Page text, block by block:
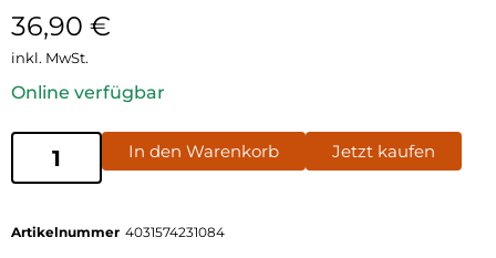
36,90 €
inkl. MwSt.
Online verfügbar
In den Warenkorb Jetzt kaufen
Artikelnummer 4031574231084